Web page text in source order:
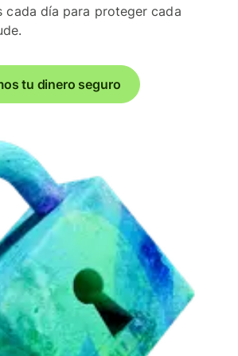
cada día para proteger cada
tu dinero seguro